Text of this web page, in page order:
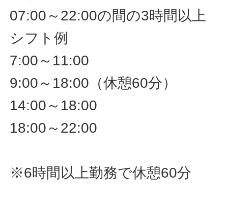
07:00～22:00の間の3時間以上
シフト例
7:00～11:00
9:00～18:00（休憩60分）
14:00～18:00
18:00～22:00
※6時間以上勤務で休憩60分